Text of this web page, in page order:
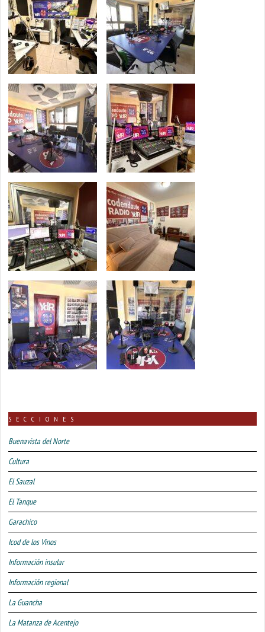
SECCIONES
Buenavista del Norte
Cultura
El Sauzal
El Tanque
Garachico
Icod de los Vinos
Información insular
Información regional
La Guancha
La Matanza de Acentejo